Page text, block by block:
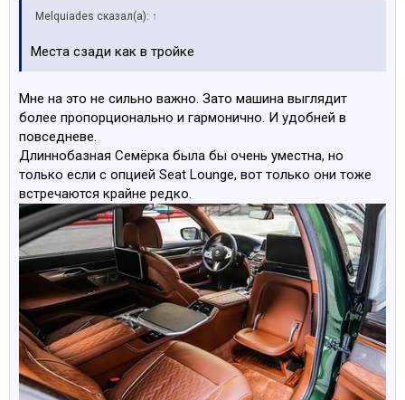
Melquiades сказал(а): ↑
Места сзади как в тройке
Мне на это не сильно важно. Зато машина выглядит
более пропорционально и гармонично. И удобней в
повседневе.
Длиннобазная Семёрка была бы очень уместна, но
только если с опцией Seat Lounge, вот только они тоже
встречаются крайне редко.